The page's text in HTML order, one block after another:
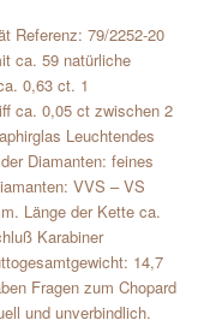
Referenz: 79/2252-20
ca. 59 natürliche
0,63 ct. 1
ca. 0,05 ct zwischen 2
Leuchtendes
Diamanten: feines
VVS – VS
Länge der Kette ca.
Karabiner
14,7
Fragen zum Chopard
und unverbindlich.